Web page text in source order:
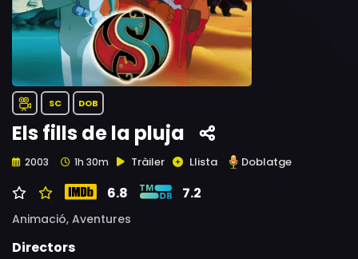
SC DOB
Els fills de la pluja
2003 1h 30m Tràiler Llista Doblatge
6.8 7.2
Animació, Aventures
Directors